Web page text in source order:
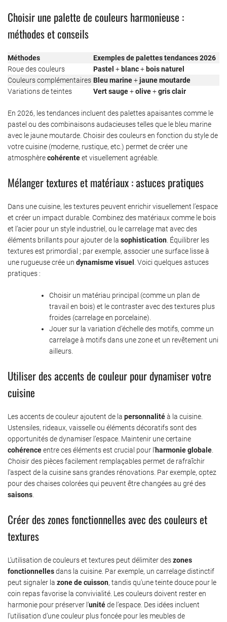
Choisir une palette de couleurs harmonieuse :
méthodes et conseils
Méthodes
Exemples de palettes tendances 2026
Roue des couleurs
Pastel + blanc+ bois naturel
Couleurs complémentaires Bleu marine+jaune moutarde
Variations de teintes
Vert sauge+olive+gris clair
En 2026, les tendances incluent des palettes apaisantes comme le
pastel ou des combinaisons audacieuses telles que le bleu marine
avec le jaune moutarde. Choisir des couleurs en fonction du style de
votre cuisine (moderne, rustique, etc.) permet de créer une
atmosphèrecohérenteet visuellement agréable.
Mélanger textures et matériaux : astuces pratiques
Dans une cuisine, les textures peuvent enrichir visuellement l’espace
et créer un impact durable. Combinez des matériaux comme le bois
et l’acier pour un style industriel, ou le carrelage mat avec des
éléments brillants pour ajouter de la sophistication . Équilibrer les
textures est primordial ; par exemple, associer une surface lisse à
une rugueuse crée un dynamisme visuel
. Voici quelques astuces
pratiques :
Choisir un matériau principal (comme un plan de
travail en bois) et le contraster avec des textures plus
froides (carrelage en porcelaine).
Jouer sur la variation d’échelle des motifs, comme un
carrelage à motifs dans une zone et un revêtement uni
ailleurs.
Utiliser des accents de couleur pour dynamiser votre
cuisine
Les accents de couleur ajoutent de la personnalitéà la cuisine.
Ustensiles, rideaux, vaisselle ou éléments décoratifs sont des
opportunités de dynamiser l’espace. Maintenir une certaine
cohérenceentre ces éléments est crucial pour l’harmonie globale
Choisir des pièces facilement remplaçables permet de rafraîchir
l’aspect de la cuisine sans grandes rénovations. Par exemple, optez
pour des chaises colorées qui peuvent être changées au gré des
saisons
Créer des zones fonctionnelles avec des couleurs et
textures
L’utilisation de couleurs et textures peut délimiter deszones
fonctionnellesdans la cuisine. Par exemple, un carrelage distinctif
peut signaler la zone de cuisson, tandis qu’une teinte douce pour le
coin repas favorise la convivialité. Les couleurs doivent rester en
harmonie pour préserver l’unitéde l’espace. Des idées incluent
l’utilisation d’une couleur plus foncée pour les meubles de